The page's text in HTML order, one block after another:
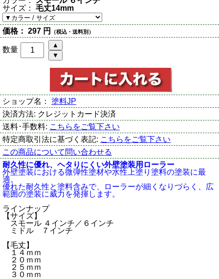
サイズ：
毛丈14mm
価格： 297 円 （税込・送料別）
数量
ショップ名： 塗料JP
決済方法: クレジットカード決済
送料･手数料: こちらをご覧下さい
特定商取引法に基づく表記: こちらをご覧下さい
この商品について問い合わせる
耐久性に優れ、ヘタりにくい外壁塗装用ローラー
外壁塗装における微弾性塗材や水性上塗り塗料の塗装に最
適。
優れた耐久性と塗料含みで、ローラーが細くなりづらく、広
範囲の塗装に威力を発揮します。
ラインナップ
【サイズ】
スモール ４インチ／６インチ
ミドル ７インチ
【毛丈】
１４ｍｍ
２０ｍｍ
２５ｍｍ
３０ｍｍ